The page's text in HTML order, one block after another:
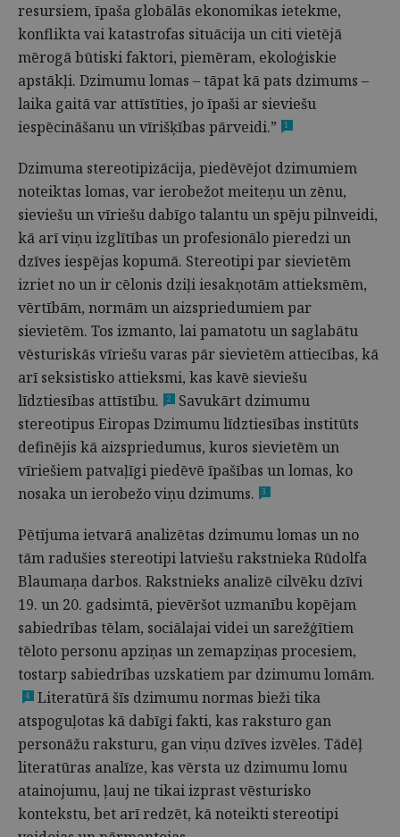
resursiem, īpaša globālās ekonomikas ietekme,
konflikta vai katastrofas situācija un citi vietējā
mērogā būtiski faktori, piemēram, ekoloģiskie
apstākļi. Dzimumu lomas – tāpat kā pats dzimums –
laika gaitā var attīstīties, jo īpaši ar sieviešu
iespēcināšanu un vīrišķības pārveidi.”
1
Dzimuma stereotipizācija, piedēvējot dzimumiem
noteiktas lomas, var ierobežot meiteņu un zēnu,
sieviešu un vīriešu dabīgo talantu un spēju pilnveidi,
kā arī viņu izglītības un profesionālo pieredzi un
dzīves iespējas kopumā. Stereotipi par sievietēm
izriet no un ir cēlonis dziļi iesakņotām attieksmēm,
vērtībām, normām un aizspriedumiem par
sievietēm. Tos izmanto, lai pamatotu un saglabātu
vēsturiskās vīriešu varas pār sievietēm attiecības, kā
arī seksistisko attieksmi, kas kavē sieviešu
līdztiesības attīstību.
2
Savukārt dzimumu
stereotipus Eiropas Dzimumu līdztiesības institūts
definējis kā aizspriedumus, kuros sievietēm un
vīriešiem patvaļīgi piedēvē īpašības un lomas, ko
nosaka un ierobežo viņu dzimums.
3
Pētījuma ietvarā analizētas dzimumu lomas un no
tām radušies stereotipi latviešu rakstnieka Rūdolfa
Blaumaņa darbos. Rakstnieks analizē cilvēku dzīvi
19. un 20. gadsimtā, pievēršot uzmanību kopējam
sabiedrības tēlam, sociālajai videi un sarežģītiem
tēloto personu apziņas un zemapziņas procesiem,
tostarp sabiedrības uzskatiem par dzimumu lomām.
4
Literatūrā šīs dzimumu normas bieži tika
atspoguļotas kā dabīgi fakti, kas raksturo gan
personāžu raksturu, gan viņu dzīves izvēles. Tādēļ
literatūras analīze, kas vērsta uz dzimumu lomu
atainojumu, ļauj ne tikai izprast vēsturisko
kontekstu, bet arī redzēt, kā noteikti stereotipi